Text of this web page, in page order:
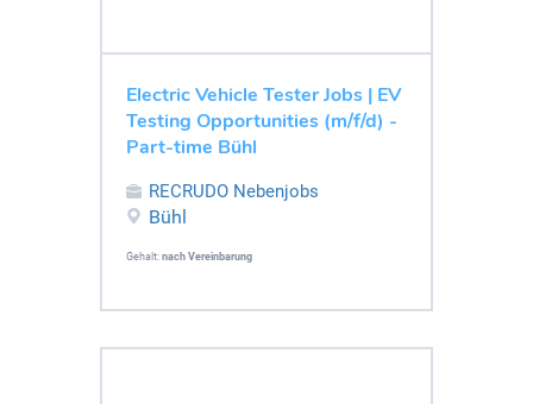
Electric Vehicle Tester Jobs | EV
Testing Opportunities (m/f/d) -
Part-time Bühl
RECRUDO Nebenjobs
Bühl
Gehalt: nach Vereinbarung